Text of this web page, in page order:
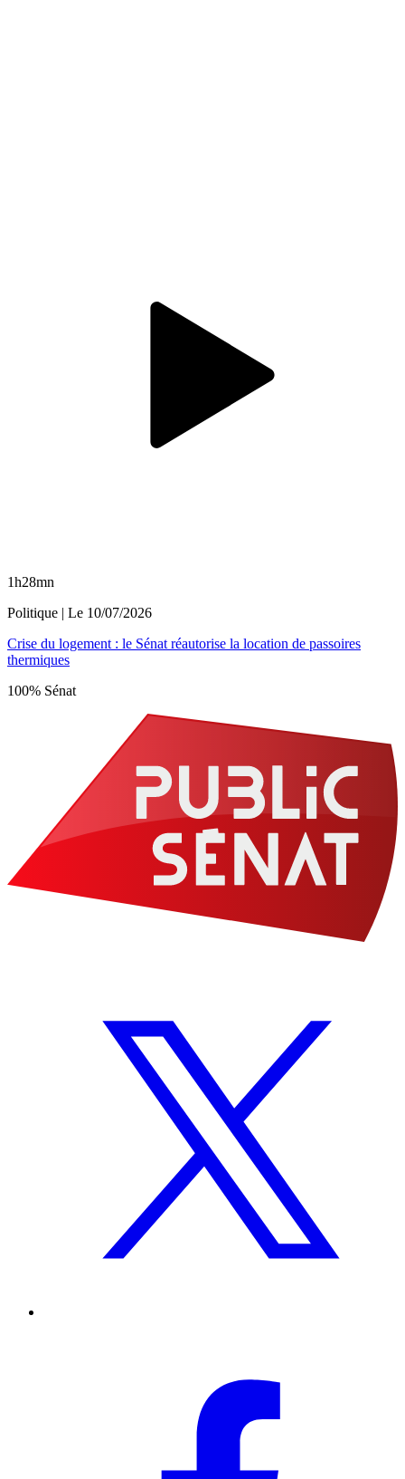
1h28mn
Politique | Le 10/07/2026
Crise du logement : le Sénat réautorise la location de passoires
thermiques
100% Sénat